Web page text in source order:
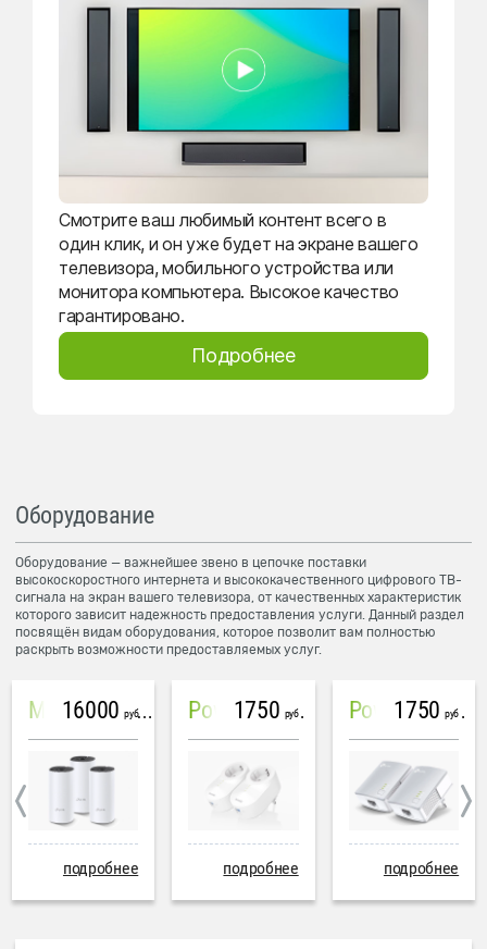
Смотрите ваш любимый контент всего в
один клик, и он уже будет на экране вашего
телевизора, мобильного устройства или
монитора компьютера. Высокое качество
гарантировано.
Подробнее
Оборудование
Оборудование — важнейшее звено в цепочке поставки
высокоскоростного интернета и высококачественного цифрового ТВ-
сигнала на экран вашего телевизора, от качественных характеристик
которого зависит надежность предоставления услуги. Данный раздел
посвящён видам оборудования, которое позволит вам полностью
раскрыть возможности предоставляемых услуг.
Mesh система TP-Link Deco M4 (3 устройства)
16000 руб
подробнее
PowerLine Tenda PH6
1750 руб
подробнее
PowerLine TP-Link AV600
1750 руб
подробнее